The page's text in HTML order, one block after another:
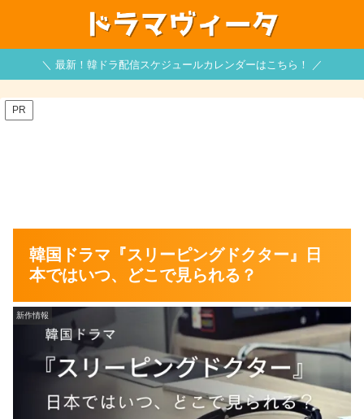
＼ 最新！韓ドラ配信スケジュールカレンダーはこちら！ ／
PR
韓国ドラマ『スリーピングドクター』日
本ではいつ、どこで見られる？
新作情報